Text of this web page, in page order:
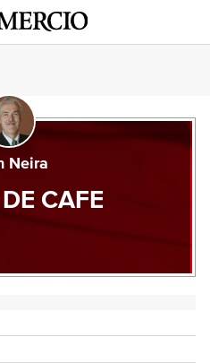
Neira
CAFE